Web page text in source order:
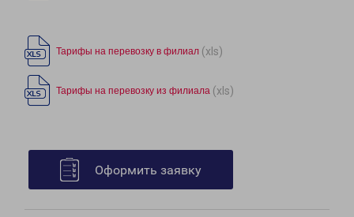
Тарифы на перевозку в филиал (xls)
Тарифы на перевозку из филиала (xls)
Оформить заявку